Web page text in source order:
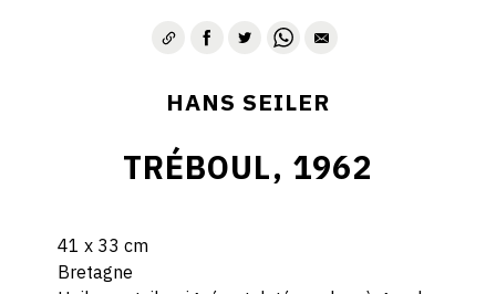
HANS SEILER
TRÉBOUL, 1962
41 x 33 cm
Bretagne